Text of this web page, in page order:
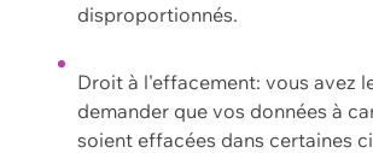
disproportionnés.
Droit à l'effacement: vous avez
demander que vos données à
soient effacées dans certaines